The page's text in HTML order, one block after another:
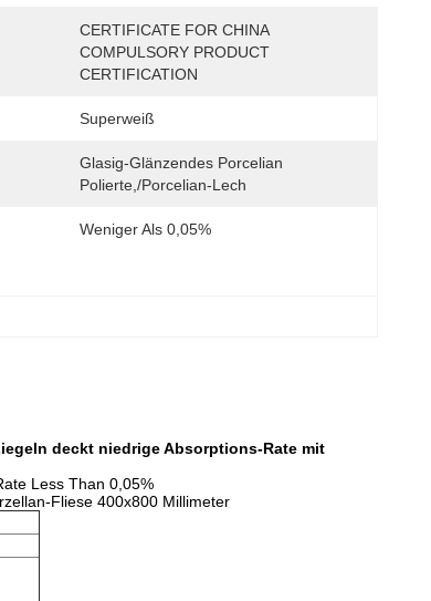
CERTIFICATE FOR CHINA
COMPULSORY PRODUCT
CERTIFICATION
Superweiß
Glasig-Glänzendes Porcelian
Polierte,/Porcelian-Lech
Weniger Als 0,05%
deckt niedrige Absorptions-Rate mit
Less Than 0,05%
Fliese 400x800 Millimeter